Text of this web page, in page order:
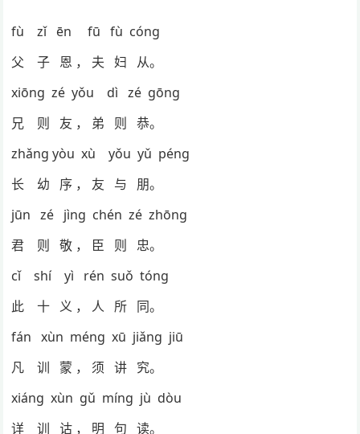
fù zǐ ēn fū fù cóng
父 子 恩 ， 夫 妇 从。
xiōng zé yǒu dì zé gōng
兄 则 友 ， 弟 则 恭。
zhǎng yòu xù yǒu yǔ péng
长 幼 序 ， 友 与 朋。
jūn zé jìng chén zé zhōng
君 则 敬 ， 臣 则 忠。
cǐ shí yì rén suǒ tóng
此 十 义 ， 人 所 同。
fán xùn méng xū jiǎng jiū
凡 训 蒙 ， 须 讲 究。
xiáng xùn gǔ míng jù dòu
详 训 诂 ， 明 句 读。